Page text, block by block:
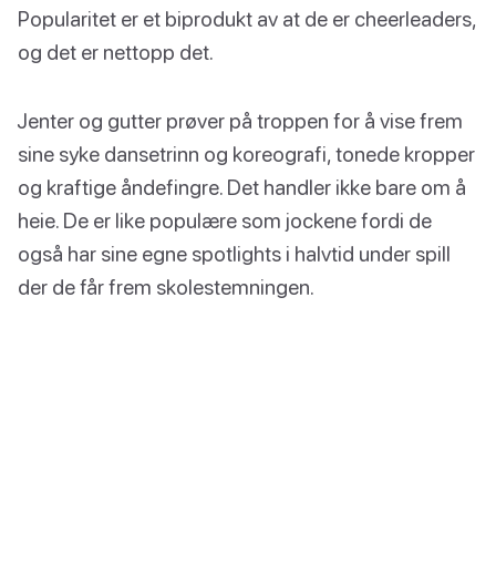
Popularitet er et biprodukt av at de er cheerleaders,
og det er nettopp det.
Jenter og gutter prøver på troppen for å vise frem
sine syke dansetrinn og koreografi, tonede kropper
og kraftige åndefingre. Det handler ikke bare om å
heie. De er like populære som jockene fordi de
også har sine egne spotlights i halvtid under spill
der de får frem skolestemningen.